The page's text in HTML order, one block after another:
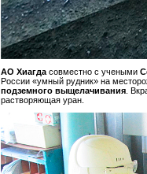
АО Хиагда совместно с учеными
России «умный рудник» на
подземного выщелачивания .
растворяющая уран.